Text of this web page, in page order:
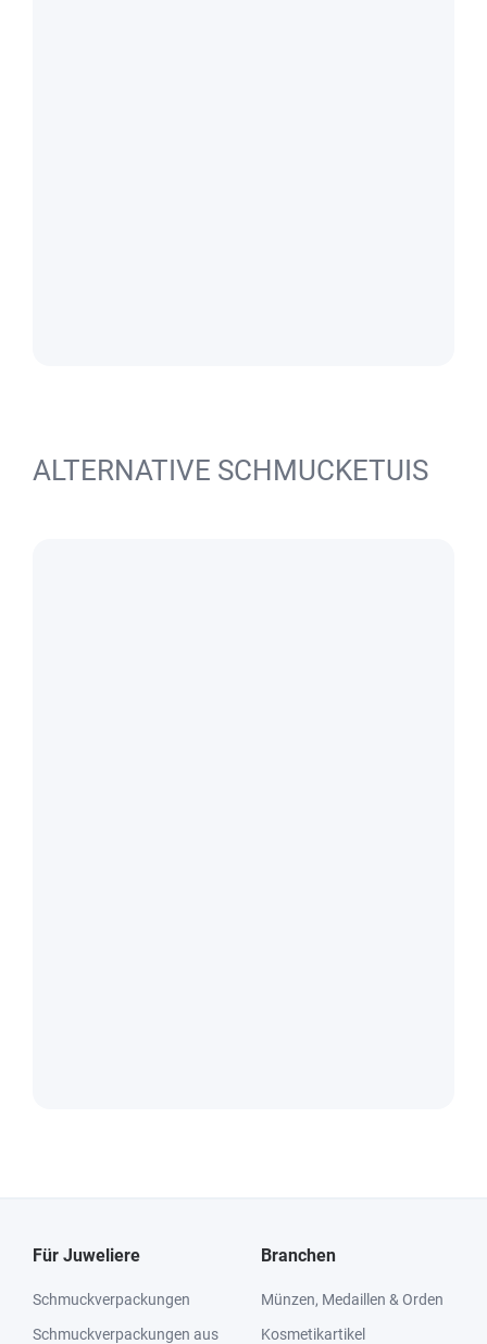
ALTERNATIVE SCHMUCKETUIS
Für Juweliere
Schmuckverpackungen
Schmuckverpackungen aus
Branchen
Münzen, Medaillen & Orden
Kosmetikartikel